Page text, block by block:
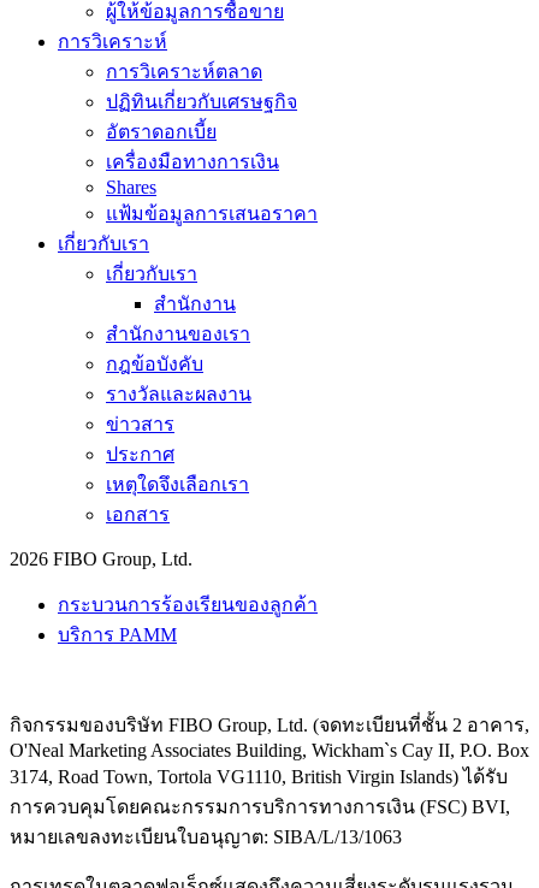
ผู้ให้ข้อมูลการซื้อขาย
การวิเคราะห์
การวิเคราะห์ตลาด
ปฏิทินเกี่ยวกับเศรษฐกิจ
อัตราดอกเบี้ย
เครื่องมือทางการเงิน
Shares
แฟ้มข้อมูลการเสนอราคา
เกี่ยวกับเรา
เกี่ยวกับเรา
สำนักงาน
สำนักงานของเรา
กฎข้อบังคับ
รางวัลและผลงาน
ข่าวสาร
ประกาศ
เหตุใดจึงเลือกเรา
เอกสาร
2026 FIBO Group, Ltd.
กระบวนการร้องเรียนของลูกค้า
บริการ PAMM
กิจกรรมของบริษัท FIBO Group, Ltd. (จดทะเบียนที่ชั้น 2 อาคาร,
O'Neal Marketing Associates Building, Wickham`s Cay II, P.O. Box
3174, Road Town, Tortola VG1110, British Virgin Islands) ได้รับ
การควบคุมโดยคณะกรรมการบริการทางการเงิน (FSC) BVI,
หมายเลขลงทะเบียนใบอนุญาต: SIBA/L/13/1063